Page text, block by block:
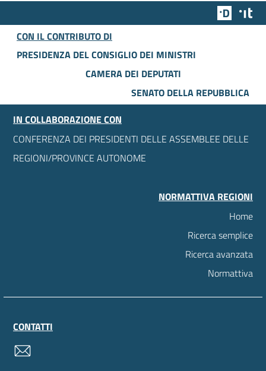
Team
CON IL CONTRIBUTO DI
PRESIDENZA DEL CONSIGLIO DEI MINISTRI
CAMERA DEI DEPUTATI
SENATO DELLA REPUBBLICA
IN COLLABORAZIONE CON
CONFERENZA DEI PRESIDENTI DELLE ASSEMBLEE DELLE
REGIONI/PROVINCE AUTONOME
NORMATTIVA REGIONI
Home
Ricerca semplice
Ricerca avanzata
Normattiva
CONTATTI